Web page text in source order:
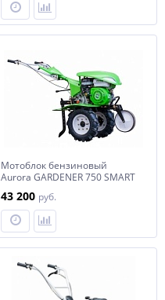
Мотоблок бензиновый
Aurora GARDENER 750 SMART
43 200 руб.